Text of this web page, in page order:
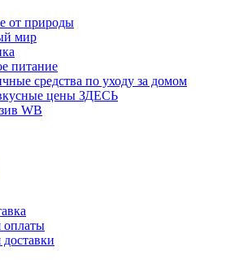
от природы
мир
питание
средства по уходу за домом
цены ЗДЕСЬ
WB
оплаты